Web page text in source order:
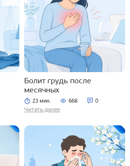
Болит грудь после
месячных
23 мин. 668 0
Читать далее